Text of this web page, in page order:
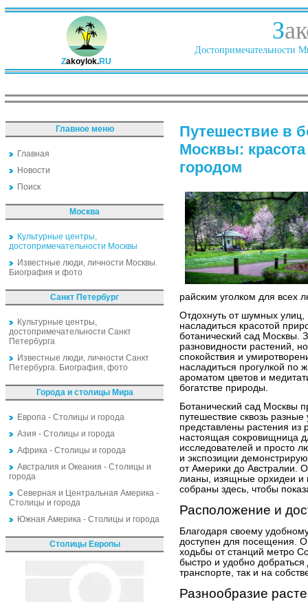
Zakoylok.RU
З
Достопримечательности
Главное меню
Главная
Новости
Поиск
Москва
Культурные центры,
достопримечательности Москвы
Известные люди, личности Москвы.
Биография и фото
Санкт Петербург
Культурные центры,
достопримечательности Санкт
Петербурга
Известные люди, личности Санкт
Петербурга. Биография, фото
Города и столицы Мира
Европа - Столицы и города
Азия - Столицы и города
Африка - Столицы и города
Австралия и Океания - Столицы и
города
Северная и Центральная Америка -
Столицы и города
Южная Америка - Столицы и города
Столицы Европы
Путешествие в
Москвы:
городом
райским уголком для всех
Отдохнуть от шумных улиц,
насладиться красотой
ботанический сад Москвы.
разновидности растений,
спокойствия и
насладиться прогулкой по
ароматом цветов и
богатстве природы.
Ботанический сад Москвы
путешествие сквозь
представлены растения из
настоящая сокровищница
исследователей и просто
и экспозиции
от Америки до Австралии.
лианы, изящные орхидеи и
собраны здесь, чтобы
Расположение и
Благодаря своему
доступен для посещения.
ходьбы от станций метро
быстро и удобно
транспорте, так и на
Разнообразие